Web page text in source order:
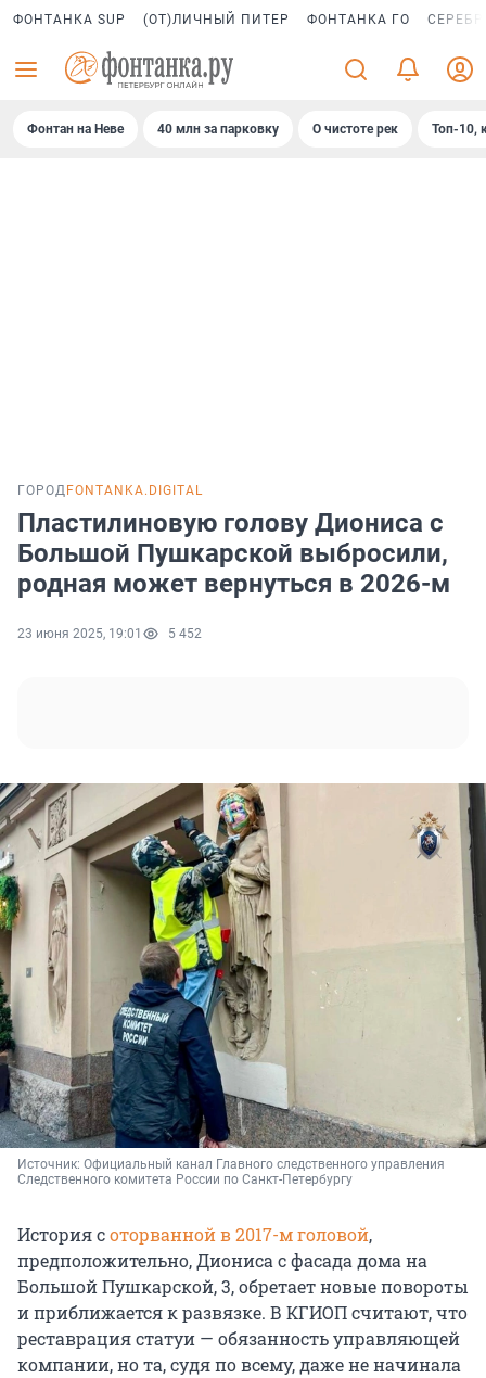
ФОНТАНКА SUP (ОТ)ЛИЧНЫЙ ПИТЕР ФОНТАНКА ГО
Фонтан на Неве 40 млн за парковку О чистоте рек Топ-10,
ГОРОД FONTANKA.DIGITAL
Пластилиновую голову Диониса с
Большой Пушкарской выбросили,
родная может вернуться в 2026-м
23 июня 2025, 19:01 5 452
Источник: Официальный канал Главного следственного управления
Следственного комитета России по Санкт-Петербургу
История соторванной в 2017-м головой,
предположительно, Диониса с фасада дома на
Большой Пушкарской, 3, обретает новые повороты
и приближается к развязке. В КГИОП считают, что
реставрация статуи — обязанность управляющей
компании, но та, судя по всему, даже не начинала